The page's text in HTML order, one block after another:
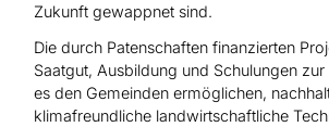
Zukunft gewappnet sind.
Die durch Patenschaften finanzierten
Saatgut, Ausbildung und Schulungen
es den Gemeinden ermöglichen,
klimafreundliche landwirtschaftliche